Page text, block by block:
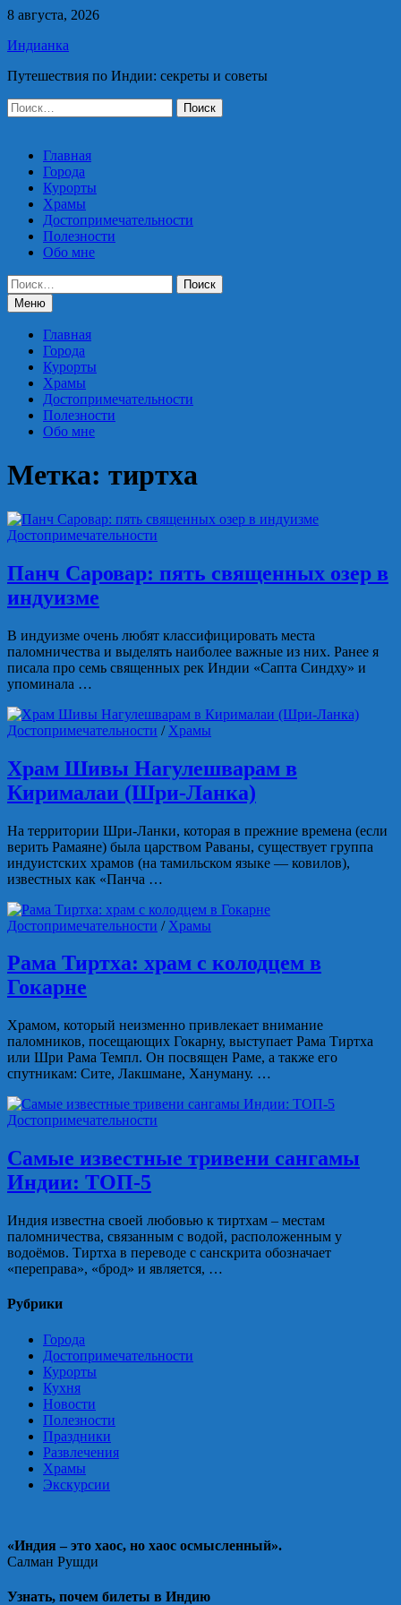
Перейти
содержимому
8 августа, 2026
Индианка
Путешествия по Индии: секреты и советы
Найти:
Главная
Города
Курорты
Храмы
Достопримечательности
Полезности
Обо мне
Найти:
Меню
Главная
Города
Курорты
Храмы
Достопримечательности
Полезности
Обо мне
Метка: тиртха
Достопримечательности
Панч Саровар: пять священных озер в
индуизме
В индуизме очень любят классифицировать места
паломничества и выделять наиболее важные из них. Ранее я
писала про семь священных рек Индии «Сапта Синдху» и
упоминала …
Достопримечательности / Храмы
Храм Шивы Нагулешварам в
Кирималаи (Шри-Ланка)
На территории Шри-Ланки, которая в прежние времена (если
верить Рамаяне) была царством Раваны, существует группа
индуистских храмов (на тамильском языке — ковилов),
известных как «Панча …
Достопримечательности / Храмы
Рама Тиртха: храм с колодцем в
Гокарне
Храмом, который неизменно привлекает внимание
паломников, посещающих Гокарну, выступает Рама Тиртха
или Шри Рама Темпл. Он посвящен Раме, а также его
спутникам: Сите, Лакшмане, Хануману. …
Достопримечательности
Самые известные тривени сангамы
Индии: ТОП-5
Индия известна своей любовью к тиртхам – местам
паломничества, связанным с водой, расположенным у
водоёмов. Тиртха в переводе с санскрита обозначает
«переправа», «брод» и является, …
Рубрики
Города
Достопримечательности
Курорты
Кухня
Новости
Полезности
Праздники
Развлечения
Храмы
Экскурсии
«Индия – это хаос, но хаос осмысленный».
Салман Рушди
Узнать, почем билеты в Индию